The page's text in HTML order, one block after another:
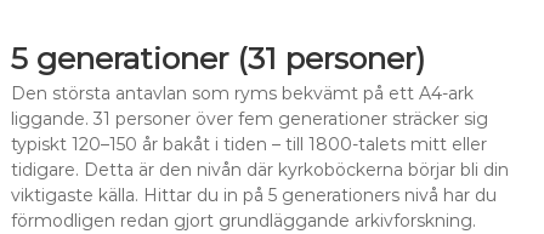
5 generationer (31 personer)
Den största antavlan som ryms bekvämt på ett A4-ark
liggande. 31 personer över fem generationer sträcker sig
typiskt 120–150 år bakåt i tiden – till 1800-talets mitt eller
tidigare. Detta är den nivån där kyrkoböckerna börjar bli din
viktigaste källa. Hittar du in på 5 generationers nivå har du
förmodligen redan gjort grundläggande arkivforskning.